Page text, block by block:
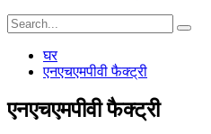
घर
एनएचएमपीवी फैक्ट्री
एनएचएमपीवी फैक्ट्री